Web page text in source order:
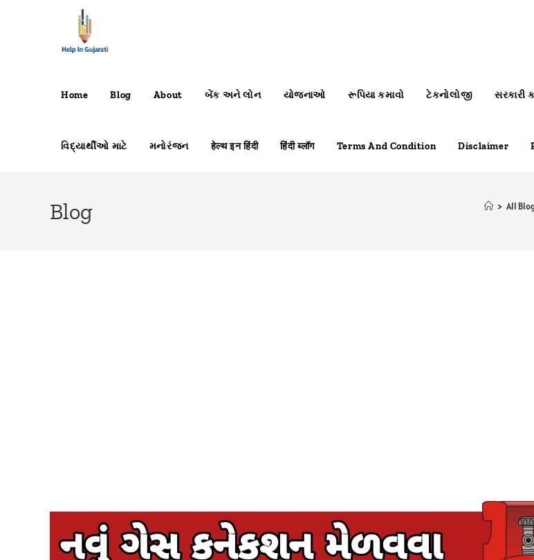
Home Blog About બેંક અને લોન યોજનાઓ રૂપિયા કમાવો ટેકનોલોજી સરકારી
વિદ્યાર્થીઓ માટે મનોરંજન हेल्थ इन हिंदी हिंदी ब्लॉग Terms And Condition Disclaimer
Blog > All